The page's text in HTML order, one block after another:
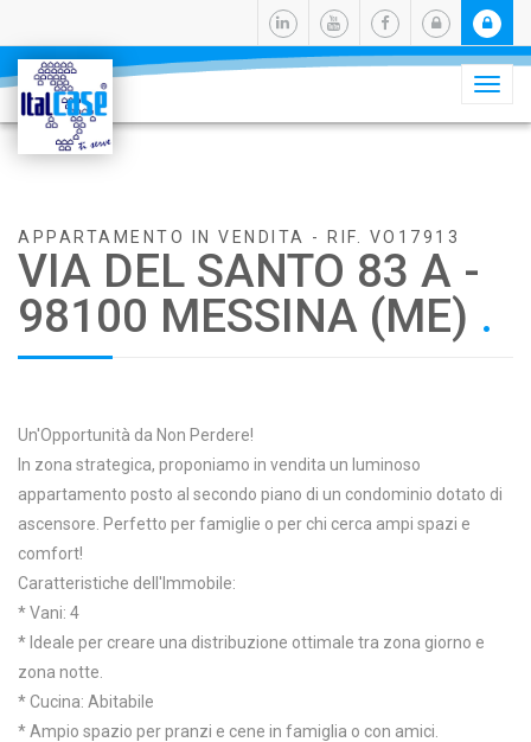
APPARTAMENTO IN VENDITA - RIF. VO17913
VIA DEL SANTO 83 A -
98100 MESSINA (ME) .
Un'Opportunità da Non Perdere!
In zona strategica, proponiamo in vendita un luminoso
appartamento posto al secondo piano di un condominio dotato di
ascensore. Perfetto per famiglie o per chi cerca ampi spazi e
comfort!
Caratteristiche dell'Immobile:
* Vani: 4
* Ideale per creare una distribuzione ottimale tra zona giorno e
zona notte.
* Cucina: Abitabile
* Ampio spazio per pranzi e cene in famiglia o con amici.